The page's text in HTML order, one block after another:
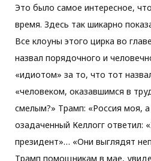
Это было самое интересное,
время. Здесь так шикарно
Все клоуны этого цирка во
назвал порядочного и
«идиотом» за то, что тот
«человеком, оказавшимся в
смелым?» Трамп: «Россия моя,
озадаченный Келлогг ответил:
президент»… «Они выглядят
Трамп помощникам в мае,